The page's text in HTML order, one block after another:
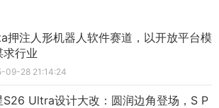
押注人形机器人软件赛道，以开放平台模
求行业
09-28 21:14:24
S26 Ultra设计大改：圆润边角登场，S P